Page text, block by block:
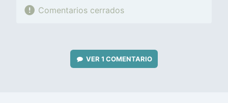
Comentarios cerrados
VER 1 COMENTARIO